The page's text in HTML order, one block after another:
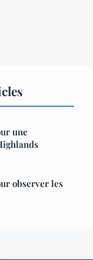
une
observer les